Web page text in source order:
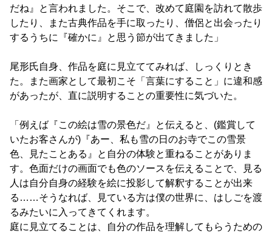
だね』と言われました。そこで、改めて庭園を訪れて散歩
したり、また古典作品を手に取ったり、僧侶と出会ったり
するうちに『確かに』と思う節が出てきました」
尾形氏自身、作品を庭に見立ててみれば、しっくりとき
た。また画家として最初こそ「言葉にすること」に違和感
があったが、直に説明することの重要性に気づいた。
「例えば『この絵は雪の景色だ』と伝えると、(鑑賞して
いたお客さんが)『あー、私も雪の日のお寺でこの雪景
色、見たことある』と自分の体験と重ねることがありま
す。色面だけの画面でも色のソースを伝えることで、見る
人は自分自身の経験を絵に投影して解釈することが出来
る……そうなれば、見ている方は僕の世界に、はしごを渡
るみたいに入ってきてくれます。
庭に見立てることは、自分の作品を理解してもらうための